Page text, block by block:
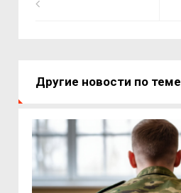
Другие новости по теме